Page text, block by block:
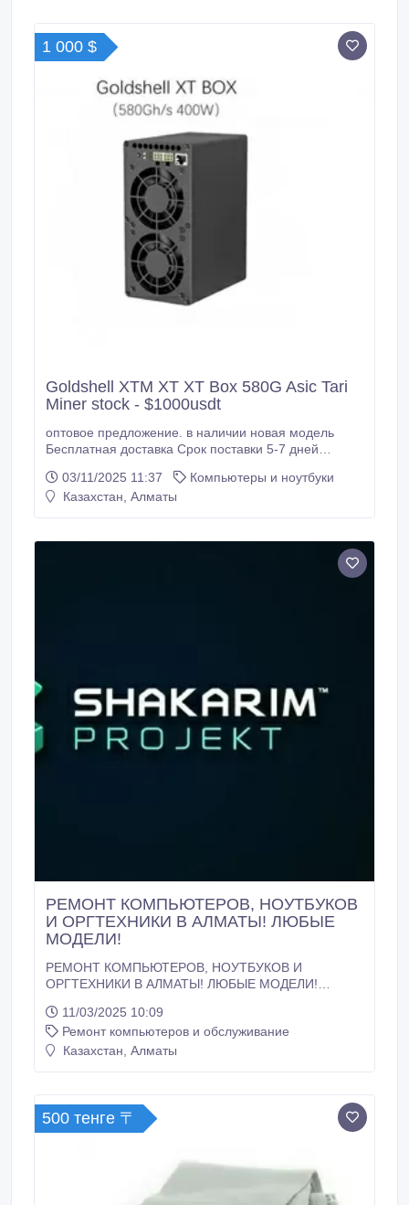
1 000 $
Goldshell XTM XT XT Box 580G Asic Tari
Miner stock - $1000usdt
оптовое предложение. в наличии новая модель
Бесплатная доставка Срок поставки 5-7 дней
lizhengoucn()gmail Telegram:asicmarketang
whaattssapp+60132067521 / whaattssapp+852 9419
03/11/2025 11:37
Компьютеры и ноутбуки
Казахстан, Алматы
РЕМОНТ КОМПЬЮТЕРОВ, НОУТБУКОВ
И ОРГТЕХНИКИ В АЛМАТЫ! ЛЮБЫЕ
МОДЕЛИ!
РЕМОНТ КОМПЬЮТЕРОВ, НОУТБУКОВ И
ОРГТЕХНИКИ В АЛМАТЫ! ЛЮБЫЕ МОДЕЛИ!
принтер сломался? Не проблема! SHAKARM
PROJECT предлагает быстрый, качественный и
надежный ремонт техники в Алматы! ✅ ЗАБЕРЕМ,
ремонта! ✅ Работаем с ФИЗИЧЕСКИМИ и
ЮРИДИЧЕСКИМИ лицами! ✅ Для КОМПАНИЙ:
пакет документов! ✅ Опытные, сертифицированные
мастера! ✅ Используем только ОРИГИНАЛЬНЫЕ
запчасти (или качественные аналоги по
11/03/2025 10:09
Ремонт компьютеров и обслуживание
Казахстан, Алматы
500 тенге 〒